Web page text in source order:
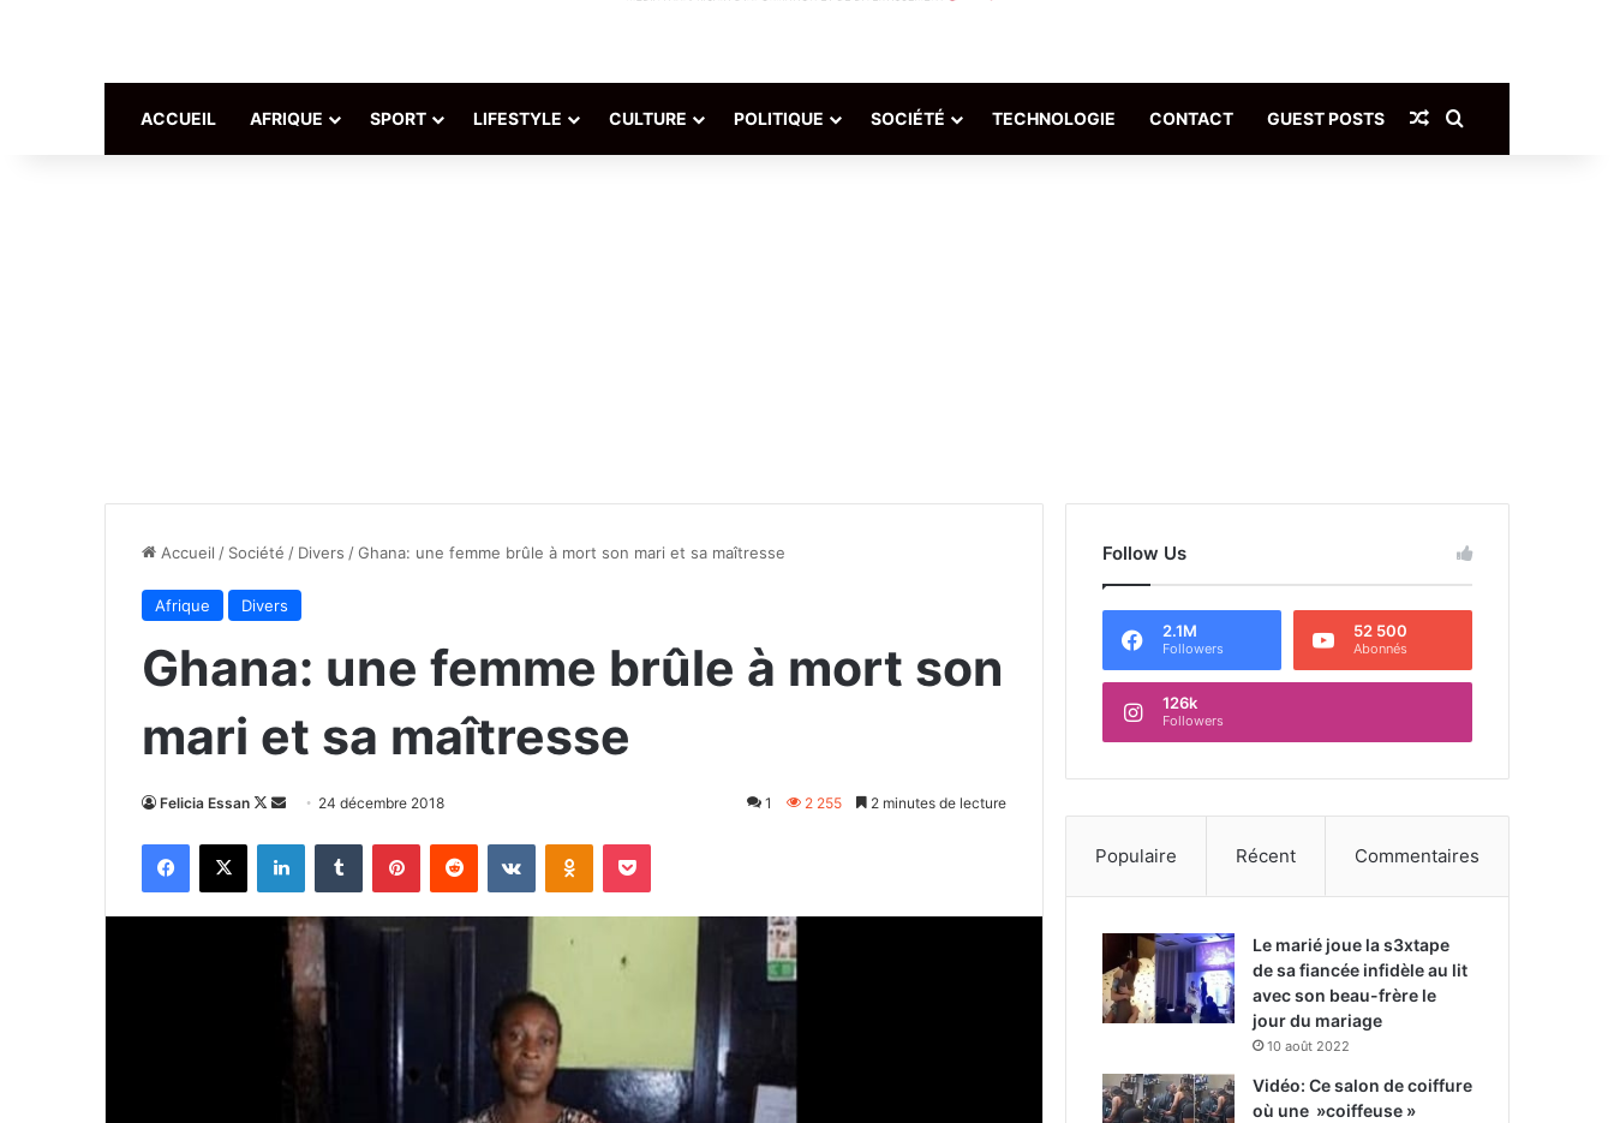
ACCUEIL AFRIQUE SPORT LIFESTYLE CULTURE POLITIQUE SOCIÉTÉ TECHNOLOGIE CONTACT GUEST POSTS Article Aléatoire
Accueil / Société / Divers /Ghana: une femme brûle à mort son mari et sa maîtresse
Afrique Divers
Ghana: une femme brûle à mort son
mari et sa maîtresse
Felicia Essan
Follow
X
Envoyer24 décembre 2018 1 2 255 2 minutes de lecture
Facebook
X LinkedinTumblr PinterestReddit VKontakteOdnoklassniki
Pocket
Follow Us
2.1M
Followers
52 500
Abonnés
126k
Followers
Populaire Récent Commentaires
Le marié joue la s3xtape
de sa fiancée infidèle au lit
avec son beau-frère le
jour du mariage
10 août 2022
Vidéo: Ce salon de coiffure
où une »coiffeuse »